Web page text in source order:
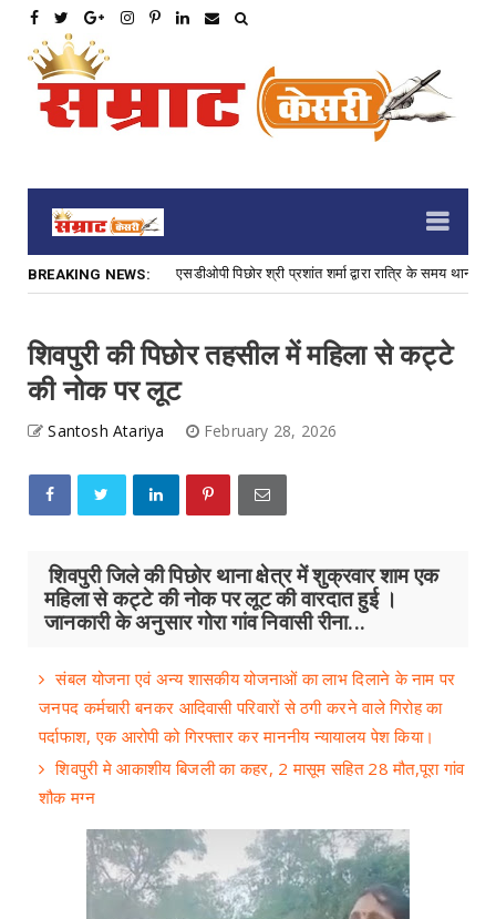
BREAKING NEWS:
Uncategorized एसडीओपी पिछोर श्री प्रशांत शर्मा द्वारा रात्रि के समय थाना
शिवपुरी की पिछोर तहसील में महिला से कट्टे
की नोक पर लूट
Santosh Atariya February 28, 2026
शिवपुरी जिले की पिछोर थाना क्षेत्र में शुक्रवार शाम एक
महिला से कट्टे की नोक पर लूट की वारदात हुई ।
जानकारी के अनुसार गोरा गांव निवासी रीना...
संबल योजना एवं अन्य शासकीय योजनाओं का लाभ दिलाने के नाम पर
जनपद कर्मचारी बनकर आदिवासी परिवारों से ठगी करने वाले गिरोह का
पर्दाफाश, एक आरोपी को गिरफ्तार कर माननीय न्यायालय पेश किया।
शिवपुरी मे आकाशीय बि​जली का कहर, 2 मासूम सहित 28 मौत,पूरा गांव
शौक मग्न